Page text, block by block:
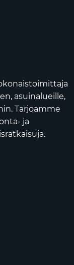
asuinalueille,
Tarjoamme
ja